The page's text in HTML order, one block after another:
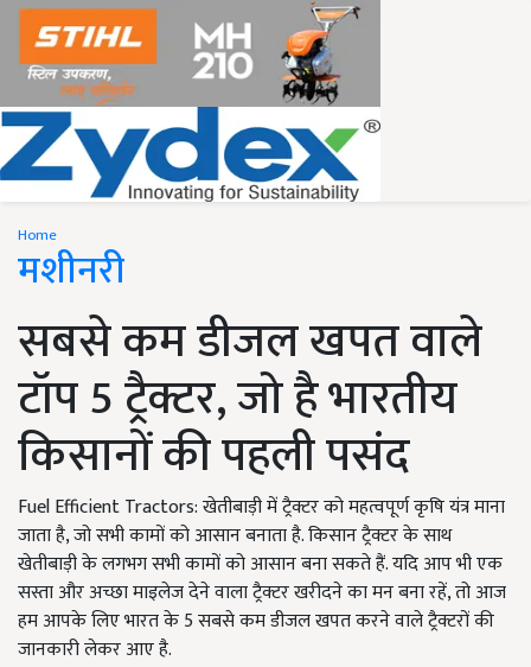
Home
मशीनरी
सबसे कम डीजल खपत वाले
टॉप 5 ट्रैक्टर, जो है भारतीय
किसानों की पहली पसंद
Fuel Efficient Tractors: खेतीबाड़ी में ट्रैक्टर को महत्वपूर्ण कृषि यंत्र माना
जाता है, जो सभी कामों को आसान बनाता है. किसान ट्रैक्टर के साथ
खेतीबाड़ी के लगभग सभी कामों को आसान बना सकते हैं. यदि आप भी एक
सस्ता और अच्छा माइलेज देने वाला ट्रैक्टर खरीदने का मन बना रहें, तो आज
हम आपके लिए भारत के 5 सबसे कम डीजल खपत करने वाले ट्रैक्टरों की
जानकारी लेकर आए है.